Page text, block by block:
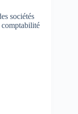
sociétés
comptabilité